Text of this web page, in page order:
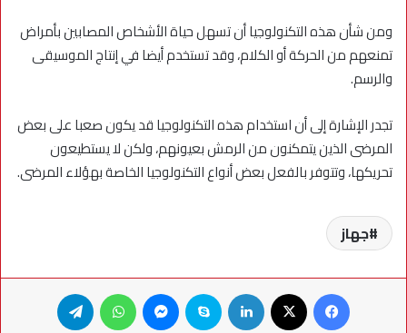
ومن شأن هذه التكنولوجيا أن تسهل حياة الأشخاص المصابين بأمراض
تمنعهم من الحركة أو الكلام، وقد تستخدم أيضا في إنتاج الموسيقى
والرسم.
تجدر الإشارة إلى أن استخدام هذه التكنولوجيا قد يكون صعبا على بعض
المرضى الذين يتمكنون من الرمش بعيونهم، ولكن لا يستطيعون
تحريكها، وتتوفر بالفعل بعض أنواع التكنولوجيا الخاصة بهؤلاء المرضى.
جهاز
فيسبوك لينكدإن سكايب ماسنجر واتساب